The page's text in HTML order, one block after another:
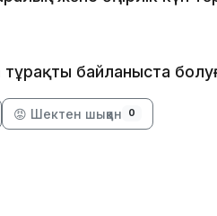
байланыста
😡 Шектен шыққан 0